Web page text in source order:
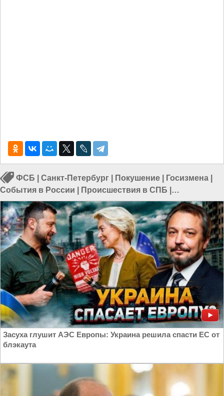
ФСБ Санкт-Петербург Покушение Госизмена
События в России
Происшествия в СПБ
Происшествия в России
Засуха глушит АЭС Европы: Украина решила спасти ЕС от
блэкаута